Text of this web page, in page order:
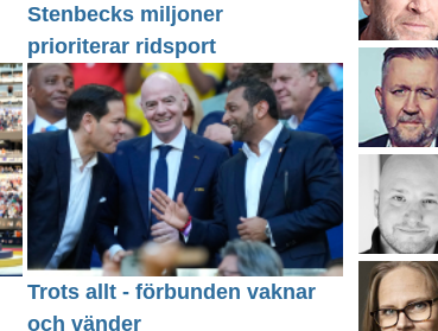
Stenbecks miljoner
prioriterar ridsport
Trots allt - förbunden vaknar
och vänder